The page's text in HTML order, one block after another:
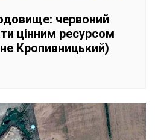
червоний
цінним ресурсом
Кропивницький)